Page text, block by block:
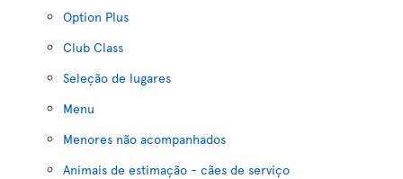
Option Plus
Club Class
Seleção de lugares
Menu
Menores não acompanhados
Animais de estimação - cães de serviço